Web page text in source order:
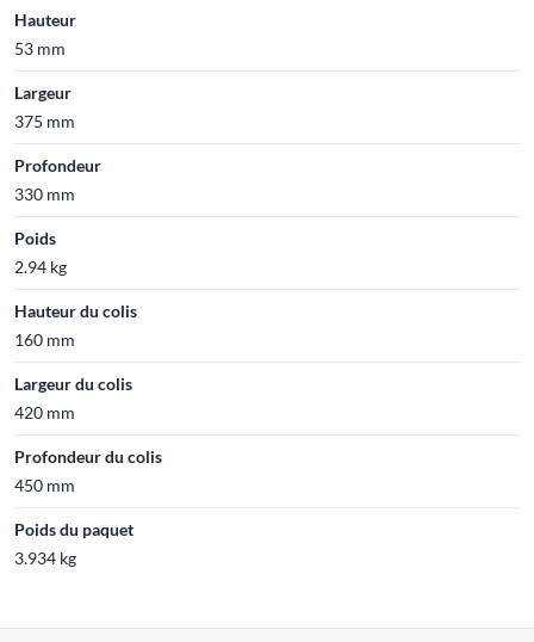
Hauteur
53 mm
Largeur
375 mm
Profondeur
330 mm
Poids
2.94 kg
Hauteur du colis
160 mm
Largeur du colis
420 mm
Profondeur du colis
450 mm
Poids du paquet
3.934 kg